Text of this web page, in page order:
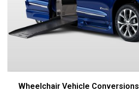
Wheelchair Vehicle Conversions